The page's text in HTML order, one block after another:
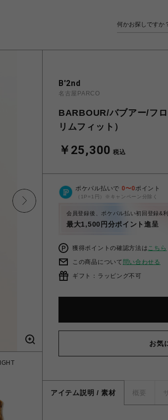
B'2nd
名古屋PARCO
BARBOUR/バブアー/フ
リムフィット）
￥25,300 税込
ポケパル払いで 0〜0ポイント
（1P=1円）※キャンペーン分除く
会員登録後、ポケパル払い初回登録&
最大1,500円分ポイント進呈
獲得ポイントの確認方法はこちら
この商品について 問い合わせる
ギフト：ラッピング不可
お気
アイテム説明 / 素材 概要